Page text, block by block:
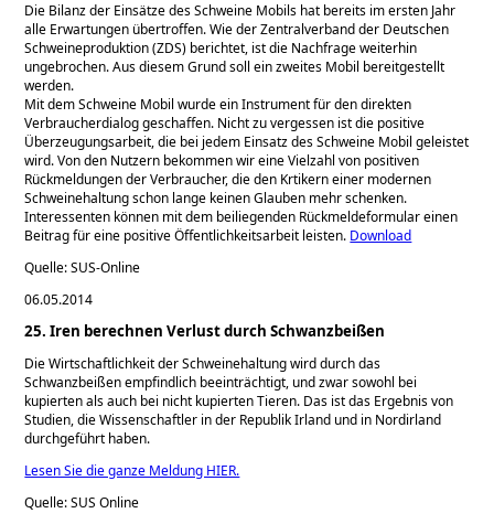
Die Bilanz der Einsätze des Schweine Mobils hat bereits im ersten Jahr
alle Erwartungen übertroffen. Wie der Zentralverband der Deutschen
Schweineproduktion (ZDS) berichtet, ist die Nachfrage weiterhin
ungebrochen. Aus diesem Grund soll ein zweites Mobil bereitgestellt
werden.
Mit dem Schweine Mobil wurde ein Instrument für den direkten
Verbraucherdialog geschaffen. Nicht zu vergessen ist die positive
Überzeugungsarbeit, die bei jedem Einsatz des Schweine Mobil geleistet
wird. Von den Nutzern bekommen wir eine Vielzahl von positiven
Rückmeldungen der Verbraucher, die den Krtikern einer modernen
Schweinehaltung schon lange keinen Glauben mehr schenken.
Interessenten können mit dem beiliegenden Rückmeldeformular einen
Beitrag für eine positive Öffentlichkeitsarbeit leisten. Download
Quelle: SUS-Online
06.05.2014
25. Iren berechnen Verlust durch Schwanzbeißen
Die Wirtschaftlichkeit der Schweinehaltung wird durch das
Schwanzbeißen empfindlich beeinträchtigt, und zwar sowohl bei
kupierten als auch bei nicht kupierten Tieren. Das ist das Ergebnis von
Studien, die Wissenschaftler in der Republik Irland und in Nordirland
durchgeführt haben.
Lesen Sie die ganze Meldung HIER.
Quelle: SUS Online